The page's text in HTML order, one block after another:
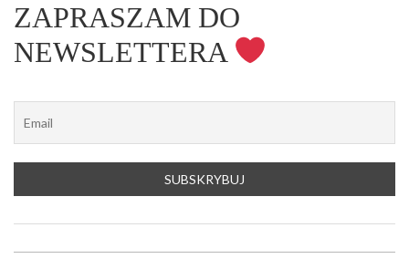
ZAPRASZAM DO
NEWSLETTERA